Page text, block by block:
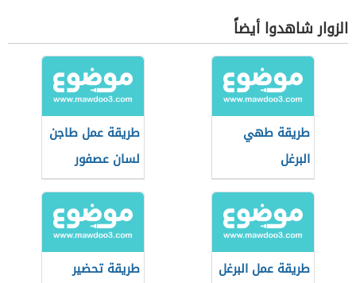
الزوار شاهدوا أيضاً
طريقة طهي
البرغل
طريقة عمل طاجن
لسان عصفور
طريقة عمل البرغل
طريقة تحضير